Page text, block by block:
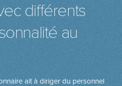
différents
au
ait à diriger du personnel